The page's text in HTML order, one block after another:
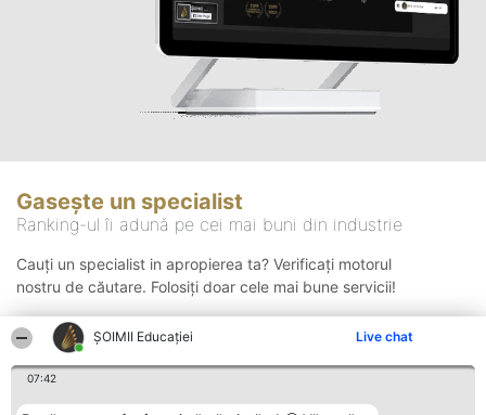
ȘOIMII Educației Live chat
07:42
Gasește un specialist
Ranking-ul îi adună pe cei mai buni din industrie
Cauți un specialist in apropierea ta? Verificați motorul
nostru de căutare. Folosiți doar cele mai bune servicii!